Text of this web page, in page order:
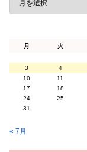
月 火
3
4
10
11
17
18
24
25
31
« 7月